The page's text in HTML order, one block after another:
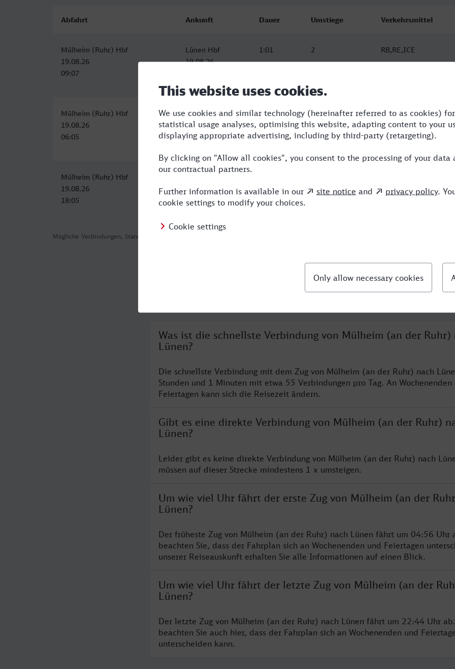
Mögliche Verbindungen, Stand: 2026-08-05 01:32
Abfahrt Ankunft Dauer Umstiege Verkehrsmittel
Mülheim (Ruhr) Hbf
19.08.26
09:07
Lünen Hbf
19.08.26
1:01 2 RB,RE,ICE
Mülheim (Ruhr) Hbf
19.08.26
06:05
Lünen Hbf
19.08.26
07:08
1:03 1 RB,NX
Mülheim (Ruhr) Hbf
19.08.26
18:05
19.08.26
19:08
Was ist die schnellste Verbindung von Mülheim (an der Ruhr)
Lünen?
Die schnellste Verbindung mit dem Zug von Mülheim (an der Ruhr) nach
Stunden und 1 Minuten mit etwa 55 Verbindungen pro Tag. An Wochenenden
Feiertagen kann sich die Reisezeit ändern.
Gibt es eine direkte Verbindung von Mülheim (an der Ruhr)
Lünen?
Leider gibt es keine direkte Verbindung von Mülheim (an der Ruhr) nach
müssen auf dieser Strecke mindestens 1 x umsteigen.
Um wie viel Uhr fährt der erste Zug von Mülheim (an der
Lünen?
Der früheste Zug von Mülheim (an der Ruhr) nach Lünen fährt um 04:56 Uhr
beachten Sie, dass der Fahrplan sich an Wochenenden und Feiertagen
unserer Reiseauskunft erhalten Sie alle Informationen auf einen Blick.
Um wie viel Uhr fährt der letzte Zug von Mülheim (an der
Lünen?
Der letzte Zug von Mülheim (an der Ruhr) nach Lünen fährt um 22:44 Uhr
beachten Sie auch hier, dass der Fahrplan sich an Wochenenden und
unterscheiden kann.